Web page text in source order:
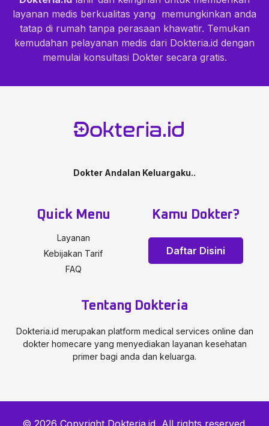
layanan medis berkualitas yang memungkinkan anda
tatap di rumah tanpa perasaan khawatir. Temukan
kemudahan pelayanan medis dari Dokteria.id dengan
memulai konsultasi Dokter secara gratis.
Dokter Andalan Keluargaku..
Quick Menu
Layanan
Kebijakan Tarif
FAQ
Kamu Dokter?
Daftar Disini
Tentang Dokteria
Dokteria.id merupakan platform medical services online dan
dokter homecare yang menyediakan layanan kesehatan
primer bagi anda dan keluarga.